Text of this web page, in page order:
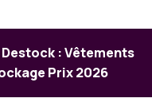
: Vêtements
Prix 2026